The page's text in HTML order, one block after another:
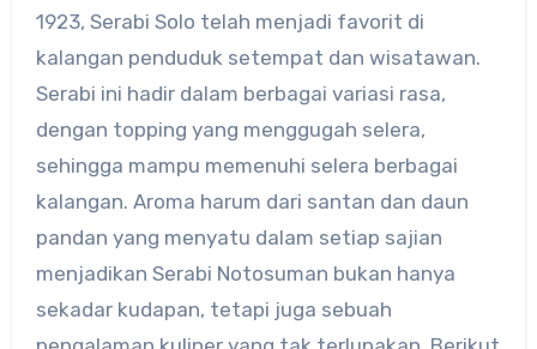
1923, Serabi Solo telah menjadi favorit di
kalangan penduduk setempat dan wisatawan.
Serabi ini hadir dalam berbagai variasi rasa,
dengan topping yang menggugah selera,
sehingga mampu memenuhi selera berbagai
kalangan. Aroma harum dari santan dan daun
pandan yang menyatu dalam setiap sajian
menjadikan Serabi Notosuman bukan hanya
sekadar kudapan, tetapi juga sebuah